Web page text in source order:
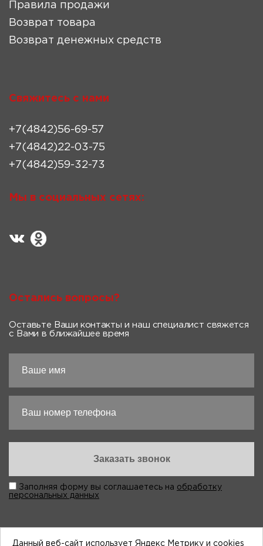
Правила продажи
Возврат товара
Возврат денежных средств
Свяжитесь с нами
+7(4842)56-69-57
+7(4842)22-03-75
+7(4842)59-32-73
Мы в социальных сетях:
Остались вопросы?
Оставьте Ваши контакты и наш специалист свяжется
с Вами в ближайшее время
Заполняя форму вы соглашаетесь на обработку
персональных данных
Данный веб-сайт использует Яндекс Метрику и cookies